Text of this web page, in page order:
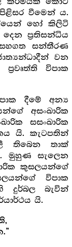
කර්මයක් කොට
වීමෙන් ය.
හෝ කිලිටි
ප්‍රතිසන්ධිය
සන්තීරණ
වන
විපාක
දීමේ අන්‍ය
අසංඛාරික
සසංඛාරික
යි. කැටපතින්
තිබෙන තාක්
මුහුණ සැලෙන
කුසලයන්ගේ
විපාක
දුර්බල බැවින්
යි.